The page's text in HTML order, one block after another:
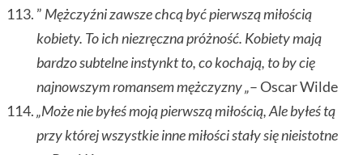
” Mężczyźni zawsze chcą być pierwszą miłością
kobiety. To ich niezręczna próżność. Kobiety mają
bardzo subtelne instynkt to, co kochają, to by cię
najnowszym romansem mężczyzny „– Oscar Wilde
„Może nie byłeś moją pierwszą miłością, Ale byłeś tą
przy której wszystkie inne miłości stały się nieistotne